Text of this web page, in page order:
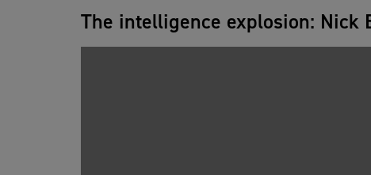
The intelligence explosion: Nick